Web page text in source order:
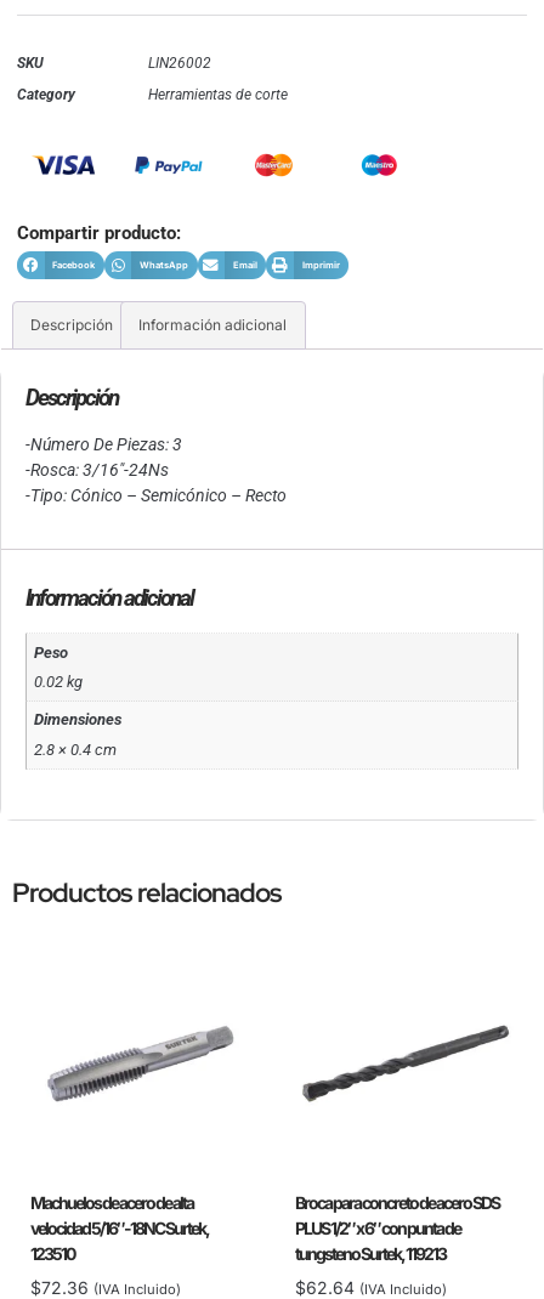
SKU
LIN26002
Category
Herramientas de corte
Compartir producto:
Facebook WhatsApp Email Imprimir
Descripción Información adicional
Descripción
-Número De Piezas: 3
-Rosca: 3/16″-24Ns
-Tipo: Cónico – Semicónico – Recto
Información adicional
Peso
0.02 kg
Dimensiones
2.8 × 0.4 cm
Productos relacionados
Machuelos de acero de alta
velocidad 5/16″-18NC Surtek,
123510
$72.36 (IVA Incluido)
Broca para concreto de acero SDS
PLUS 1/2″ x 6″ con punta de
tungsteno Surtek, 119213
$62.64 (IVA Incluido)